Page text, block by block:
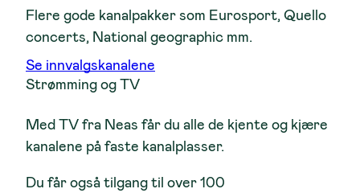
Flere gode kanalpakker som Eurosport, Quello
concerts, National geographic mm.
Se innvalgskanalene
Strømming og TV
Med TV fra Neas får du alle de kjente og kjære
kanalene på faste kanalplasser.
Du får også tilgang til over 100